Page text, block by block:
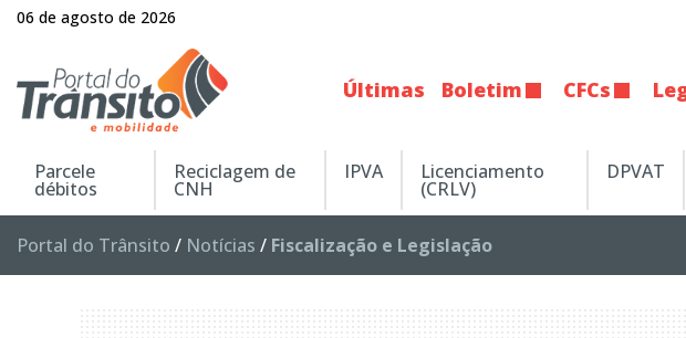
06 de agosto de 2026
Últimas Boletim CFCs
Parcele
débitos
Reciclagem de
CNH
IPVA Licenciamento
(CRLV)
DPVAT
Portal do Trânsito / Notícias / Fiscalização e Legislação